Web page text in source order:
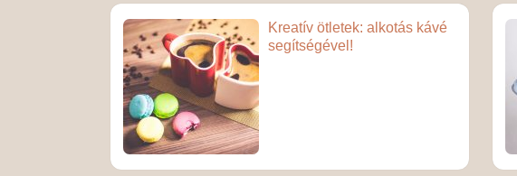
Kreatív ötletek: alkotás kávé
segítségével!